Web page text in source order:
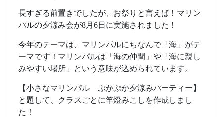
長すぎる前置きでしたが、お祭りと言えば！マリン
パルの夕涼み会が8月6日に実施されました！
今年のテーマは、マリンパルにちなんで「海」がテ
ーマです！マリンパルは「海の仲間」や「海に親し
みやすい場所」という意味が込められています。
【小さなマリンパル ぷかぷか夕涼みパーティー】
と題して、クラスごとに竿燈みこしを作成しまし
た！